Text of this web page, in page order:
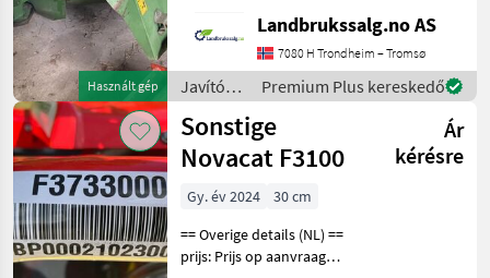
Használt gép
provide reference number
upon request: 7086 See
en.landbrukssalg.no/7086
for more images Specif
Landbrukssalg.no AS
7080 H Trondheim – Tromsø
Javítókészletek
és
alkatrészek
/
Sonstige
Premium Plus kereskedő
Sonstige
Novacat F3100
Ár
kérésre
Gy. év 2024
30 cm
== Overige details (NL) ==
prijs: Prijs op aanvraag